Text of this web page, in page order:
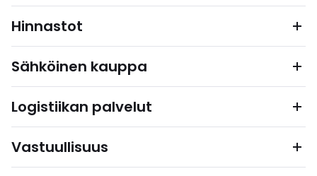
Hinnastot
Sähköinen kauppa
Logistiikan palvelut
Vastuullisuus